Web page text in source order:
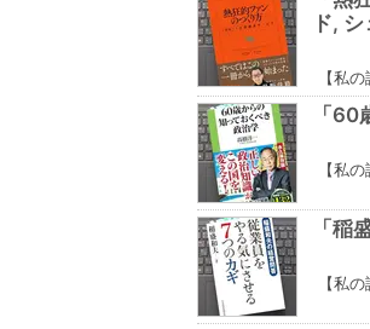
ド,
【私
「
【私
「稲
【私